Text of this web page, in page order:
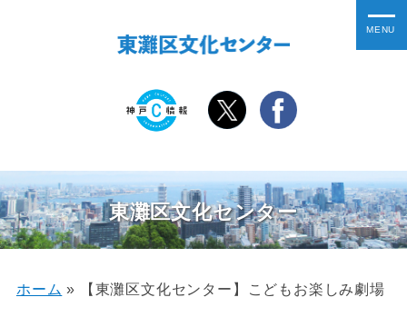
東灘区文化センター
ホーム » 【東灘区文化センター】こどもお楽しみ劇場